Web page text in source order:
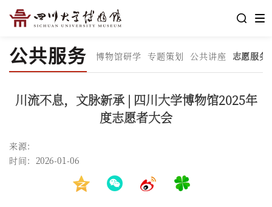
公共服务 博物馆研学 专题策划 公共讲座 志愿服务
川流不息，文脉新承 | 四川大学博物馆2025年
度志愿者大会
来源：
时间：2026-01-06